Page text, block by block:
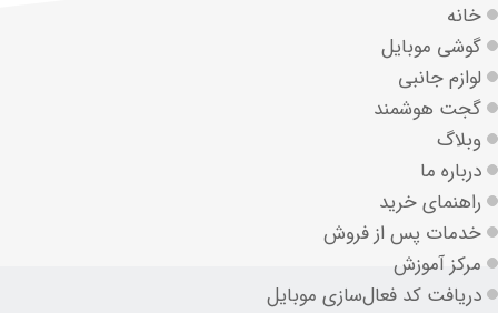
خانه
گوشی موبایل
لوازم جانبی
گجت هوشمند
وبلاگ
درباره ما
راهنمای خرید
خدمات پس از فروش
مرکز آموزش
دریافت کد فعال‌سازی موبایل